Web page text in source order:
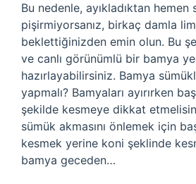
Bu nedenle, ayıkladıktan hemen
pişirmiyorsanız, birkaç damla
beklettiğinizden emin olun. Bu
ve canlı görünümlü bir bamya
hazırlayabilirsiniz. Bamya
yapmalı? Bamyaları ayırırken
şekilde kesmeye dikkat
sümük akmasını önlemek için
kesmek yerine koni şeklinde
bamya geceden…